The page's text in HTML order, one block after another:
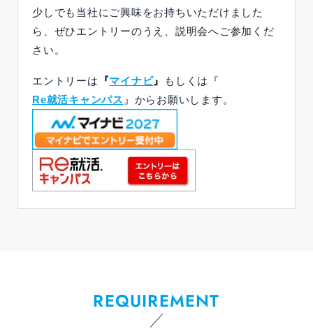
少しでも当社にご興味をお持ちいただけました
ら、ぜひエントリーのうえ、説明会へご参加くだ
さい。
エントリーは 『マイナビ』
もしくは『
Re就活キャンパス 』からお願いします。
REQUIREMENT